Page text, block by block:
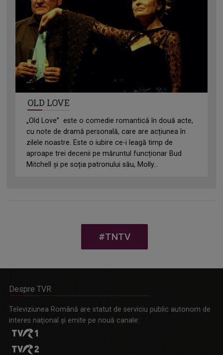
OLD LOVE
„Old Love” este o comedie romantică în două acte,
cu note de dramă personală, care are acțiunea în
zilele noastre. Este o iubire ce-i leagă timp de
aproape trei decenii pe măruntul funcționar Bud
Mitchell și pe soția patronului său, Molly...
#TNTV
Despre TVR
Televiziunea Română are statut de serviciu public autonom de
interes naţional şi emite pe nouă canale: